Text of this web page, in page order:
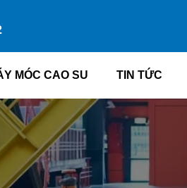
MÓC CAO SU TIN TỨC